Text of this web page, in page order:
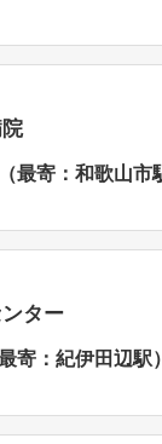
最寄：和歌山市
ター
寄：紀伊田辺駅